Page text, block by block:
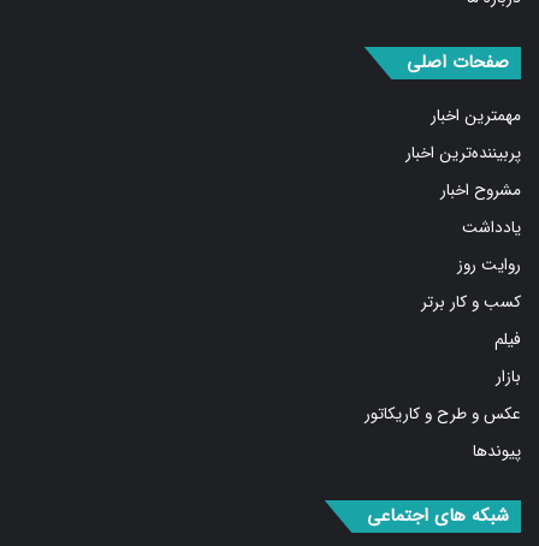
مهمترین اخبار
پربیننده‌ترین اخبار
مشروح اخبار
یادداشت
روایت روز
کسب و کار برتر
فیلم
بازار
عکس و طرح و کاریکاتور
پیوندها